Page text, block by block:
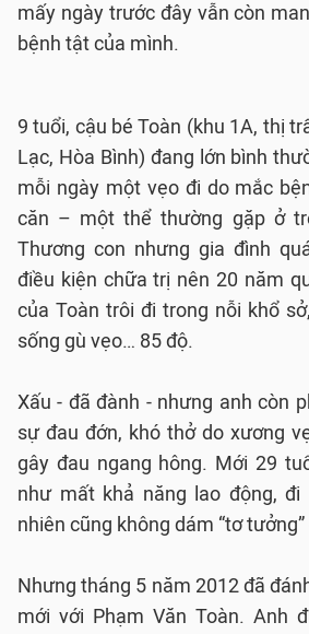
mấy ngày trước đây vẫn còn
bệnh tật của mình.
9 tuổi, cậu bé Toàn (khu 1A, thị
Lạc, Hòa Bình) đang lớn bình
mỗi ngày một vẹo đi do mắc
căn – một thể thường gặp ở
Thương con nhưng gia đình
điều kiện chữa trị nên 20 năm
của Toàn trôi đi trong nỗi khổ
sống gù vẹo… 85 độ.
Xấu - đã đành - nhưng anh còn
sự đau đớn, khó thở do xương
gây đau ngang hông. Mới 29
như mất khả năng lao động,
nhiên cũng không dám “tơ
Nhưng tháng 5 năm 2012 đã
mới với Phạm Văn Toàn. Anh